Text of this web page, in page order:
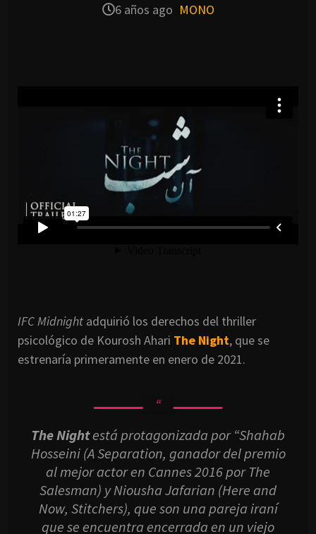
6 años ago MONO
IFC Midnight adquirió los derechos del thriller
psicológico de Kourosh Ahari The Night, que se
estrenaría primeramente en enero de 2021.
The Nightestá protagonizada por “Shahab
Hosseini (A Separation, ganador del premio
al mejor actor en Cannes 2016 por The
Salesman) y Niousha Jafarian (Here and
Now, Stitchers), que son una pareja iraní
que se encuentra encerrada en un viejo